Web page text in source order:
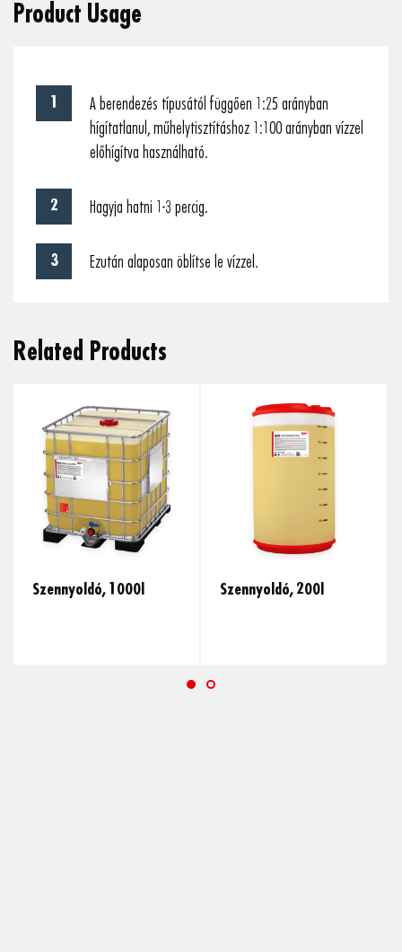
Product Usage
A berendezés típusától függően 1:25 arányban
hígítatlanul, műhelytisztításhoz 1:100 arányban vízzel
előhígítva használható.
Hagyja hatni 1-3 percig.
Ezután alaposan öblítse le vízzel.
Related Products
Szennyoldó, 1000l Szennyoldó, 200l